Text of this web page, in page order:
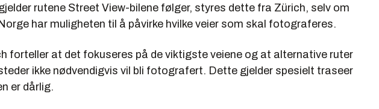
rutene Street View-bilene følger, styres dette fra Zürich, selv om
har muligheten til å påvirke hvilke veier som skal fotograferes.
forteller at det fokuseres på de viktigste veiene og at alternative ruter
ikke nødvendigvis vil bli fotografert. Dette gjelder spesielt traseer
er dårlig.